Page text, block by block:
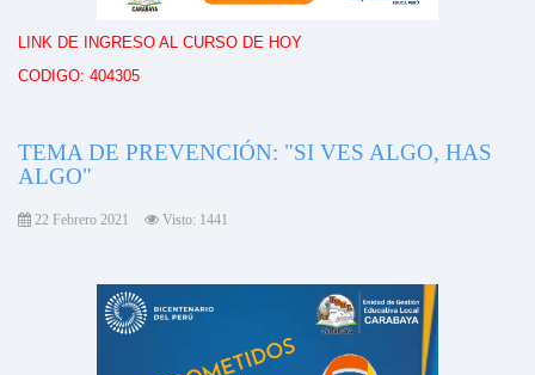
LINK DE INGRESO AL CURSO DE HOY
CODIGO: 404305
TEMA DE PREVENCIÓN: "SI VES ALGO, HAS
ALGO"
22 Febrero 2021 Visto: 1441